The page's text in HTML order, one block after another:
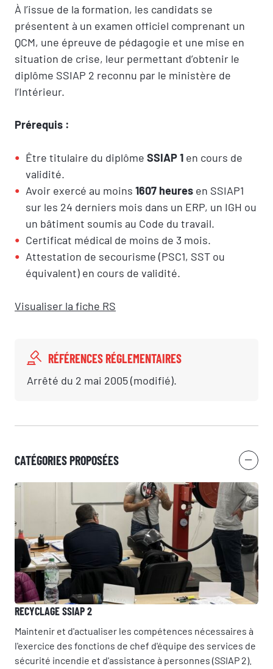
À l’issue de la formation, les candidats se
présentent à un examen officiel comprenant un
QCM, une épreuve de pédagogie et une mise en
situation de crise, leur permettant d’obtenir le
diplôme SSIAP 2 reconnu par le ministère de
l’Intérieur.
Prérequis :
Être titulaire du diplôme SSIAP 1 en cours de
validité.
Avoir exercé au moins 1607 heures en SSIAP1
sur les 24 derniers mois dans un ERP, un IGH ou
un bâtiment soumis au Code du travail.
Certificat médical de moins de 3 mois.
Attestation de secourisme (PSC1, SST ou
équivalent) en cours de validité.
Visualiser la fiche RS
RÉFÉRENCES RÉGLEMENTAIRES
Arrêté du 2 mai 2005 (modifié).
CATÉGORIES PROPOSÉES
RECYCLAGE SSIAP 2
Maintenir et d'actualiser les compétences nécessaires à
l'exercice des fonctions de chef d'équipe des services de
sécurité incendie et d'assistance à personnes (SSIAP 2).